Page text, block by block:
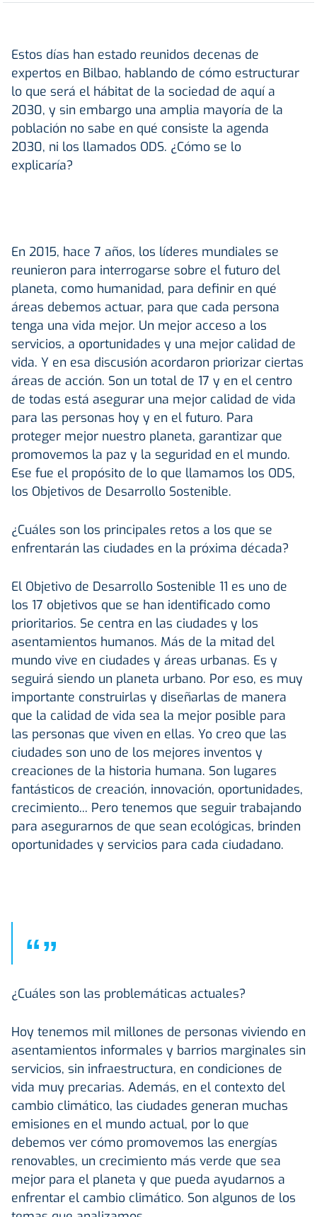
Estos días han estado reunidos decenas de
expertos en Bilbao, hablando de cómo estructurar
lo que será el hábitat de la sociedad de aquí a
2030, y sin embargo una amplia mayoría de la
población no sabe en qué consiste la agenda
2030, ni los llamados ODS. ¿Cómo se lo
explicaría?
En 2015, hace 7 años, los líderes mundiales se
reunieron para interrogarse sobre el futuro del
planeta, como humanidad, para definir en qué
áreas debemos actuar, para que cada persona
tenga una vida mejor. Un mejor acceso a los
servicios, a oportunidades y una mejor calidad de
vida. Y en esa discusión acordaron priorizar ciertas
áreas de acción. Son un total de 17 y en el centro
de todas está asegurar una mejor calidad de vida
para las personas hoy y en el futuro. Para
proteger mejor nuestro planeta, garantizar que
promovemos la paz y la seguridad en el mundo.
Ese fue el propósito de lo que llamamos los ODS,
los Objetivos de Desarrollo Sostenible.
¿Cuáles son los principales retos a los que se
enfrentarán las ciudades en la próxima década?
El Objetivo de Desarrollo Sostenible 11 es uno de
los 17 objetivos que se han identificado como
prioritarios. Se centra en las ciudades y los
asentamientos humanos. Más de la mitad del
mundo vive en ciudades y áreas urbanas. Es y
seguirá siendo un planeta urbano. Por eso, es muy
importante construirlas y diseñarlas de manera
que la calidad de vida sea la mejor posible para
las personas que viven en ellas. Yo creo que las
ciudades son uno de los mejores inventos y
creaciones de la historia humana. Son lugares
fantásticos de creación, innovación, oportunidades,
crecimiento... Pero tenemos que seguir trabajando
para asegurarnos de que sean ecológicas, brinden
oportunidades y servicios para cada ciudadano.
“”
¿Cuáles son las problemáticas actuales?
Hoy tenemos mil millones de personas viviendo en
asentamientos informales y barrios marginales sin
servicios, sin infraestructura, en condiciones de
vida muy precarias. Además, en el contexto del
cambio climático, las ciudades generan muchas
emisiones en el mundo actual, por lo que
debemos ver cómo promovemos las energías
renovables, un crecimiento más verde que sea
mejor para el planeta y que pueda ayudarnos a
enfrentar el cambio climático. Son algunos de los